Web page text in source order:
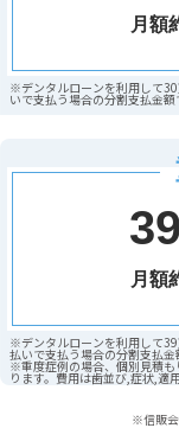
月額
※デンタルローンを利用して
いで支払う場合の分割支払金額
39
月額
※デンタルローンを利用して
払いで支払う場合の分割支払金
※重度症例の場合、個別見積
ります。費用は歯並び,症状,適
※信販会